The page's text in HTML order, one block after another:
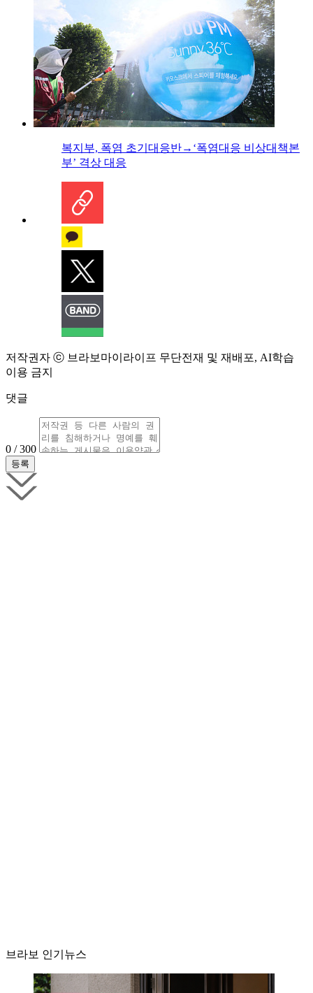
복지부, 폭염 초기대응반→‘폭염대응 비상대책본
부’ 격상 대응
저작권자 ⓒ 브라보마이라이프 무단전재 및 재배포, AI학습
이용 금지
댓글
0 / 300
브라보 인기뉴스